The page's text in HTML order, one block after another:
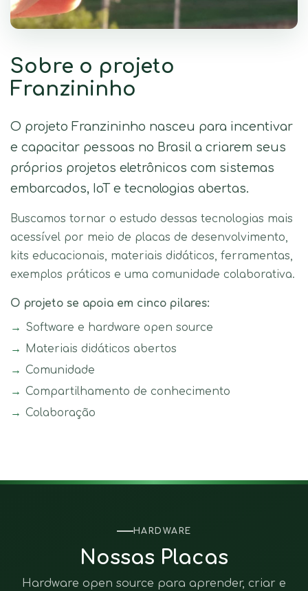
Sobre o projeto
Franzininho
O projeto Franzininho nasceu para incentivar
e capacitar pessoas no Brasil a criarem seus
próprios projetos eletrônicos com sistemas
embarcados, IoT e tecnologias abertas.
Buscamos tornar o estudo dessas tecnologias mais
acessível por meio de placas de desenvolvimento,
kits educacionais, materiais didáticos, ferramentas,
exemplos práticos e uma comunidade colaborativa.
O projeto se apoia em cinco pilares:
Software e hardware open source
Materiais didáticos abertos
Comunidade
Compartilhamento de conhecimento
Colaboração
HARDWARE
Nossas Placas
Hardware open source para aprender, criar e